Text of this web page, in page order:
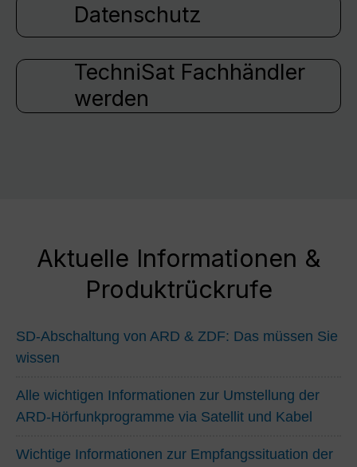
Datenschutz
TechniSat Fachhändler
werden
Aktuelle Informationen &
Produktrückrufe
SD-Abschaltung von ARD & ZDF: Das müssen Sie
wissen
Alle wichtigen Informationen zur Umstellung der
ARD-Hörfunkprogramme via Satellit und Kabel
Wichtige Informationen zur Empfangssituation der